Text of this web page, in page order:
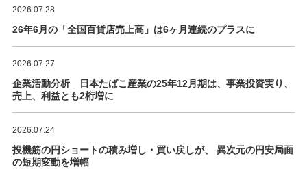
2026.07.28
26年6月の「全国百貨店売上高」は6ヶ月連続のプラスに
2026.07.27
企業活動分析 日本たばこ産業の25年12月期は、事業投資実り、
売上、利益とも2桁増に
2026.07.24
投機筋の円ショートの積み増し・買い戻しが、 異次元の円安局面
の短期変動を増幅